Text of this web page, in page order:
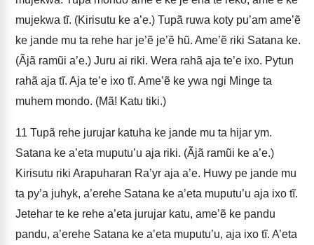
mujekwa tĩ. (Kirisutu ke a’e.) Tupã ruwa koty pu’am ame’ẽ
ke jande mu ta rehe har je’ẽ je’ẽ hũ. Ame’ẽ riki Satana ke.
(Ãjã ramũi a’e.) Juru ai riki. Wera rahã aja te’e ixo. Pytun
rahã aja tĩ. Aja te’e ixo tĩ. Ame’ẽ ke ywa ngi Minge ta
muhem mondo. (Mã! Katu tiki.)
11 Tupã rehe jurujar katuha ke jande mu ta hijar ym.
Satana ke a’eta muputu’u aja riki. (Ãjã ramũi ke a’e.)
Kirisutu riki Arapuharan Ra’yr aja a’e. Huwy pe jande mu
ta py’a juhyk, a’erehe Satana ke a’eta muputu’u aja ixo tĩ.
Jetehar te ke rehe a’eta jurujar katu, ame’ẽ ke pandu
pandu, a’erehe Satana ke a’eta muputu’u, aja ixo tĩ. A’eta